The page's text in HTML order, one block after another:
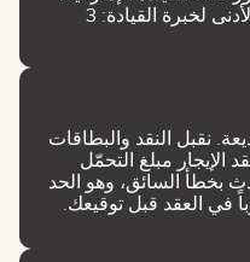
الحد الأدنى للعمر: 25 سنة. الحد الأدنى لخبرة القيادة: 3
نقبل النقد والبطاقات
الإيجار مبلغ التحمّل
بخطأ السائق، وهو الحد
في العقد قبل توقيعك.